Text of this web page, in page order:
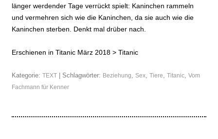
länger werdender Tage verrückt spielt: Kaninchen rammeln
und vermehren sich wie die Kaninchen, da sie auch wie die
Kaninchen sterben. Denkt mal drüber nach.
Erschienen in Titanic März 2018 > Titanic
Kategorie: TEXT | Schlagwörter: Beziehung Sex Tiere Titanic Vom
Fachmann für Kenner